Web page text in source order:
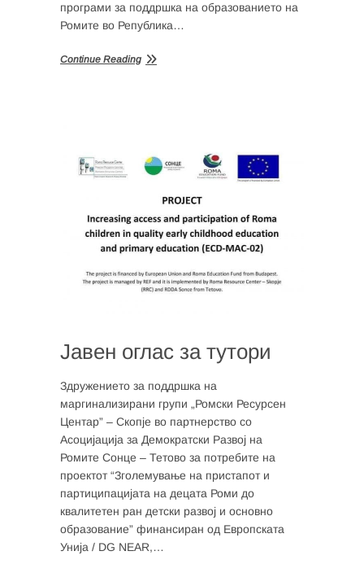
програми за поддршка на образованието на
Ромите во Република…
Continue Reading
Јавен оглас за тутори
Здружението за поддршка на
маргинализирани групи „Ромски Ресурсен
Центар” – Скопје во партнерство со
Асоцијација за Демократски Развој на
Ромите Сонце – Тетово за потребите на
проектот “Зголемување на пристапот и
партиципацијата на децата Роми до
квалитетен ран детски развој и основно
образование” финансиран од Европската
Унија / DG NEAR,…